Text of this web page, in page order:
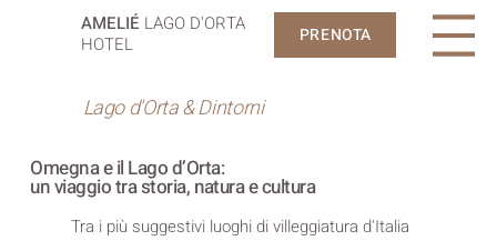
AMELIÉ LAGO D'ORTA
HOTEL
PRENOTA
Lago d'Orta & Dintorni
Omegna e il Lago d’Orta:
un viaggio tra storia, natura e cultura
Tra i più suggestivi luoghi di villeggiatura d'Italia